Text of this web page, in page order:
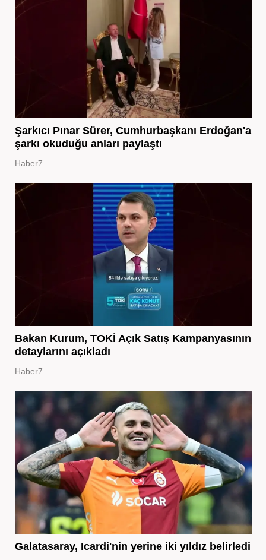
Şarkıcı Pınar Sürer, Cumhurbaşkanı Erdoğan'a
şarkı okuduğu anları paylaştı
Haber7
Bakan Kurum, TOKİ Açık Satış Kampanyasının
detaylarını açıkladı
Haber7
Galatasaray, Icardi'nin yerine iki yıldız belirledi